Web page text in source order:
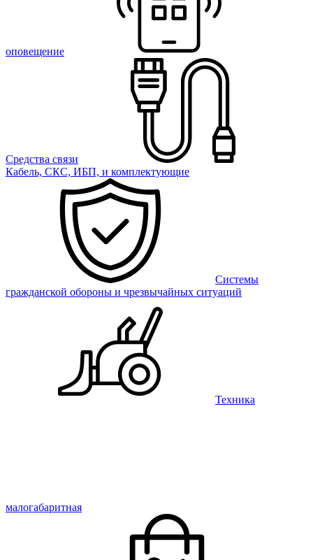
оповещение
Средства связи
Кабель, СКС, ИБП, и комплектующие
Системы
гражданской обороны и чрезвычайных ситуаций
Техника
малогабаритная